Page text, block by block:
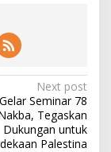
Next post
Seminar 78
Tegaskan
Dukungan untuk
Palestina